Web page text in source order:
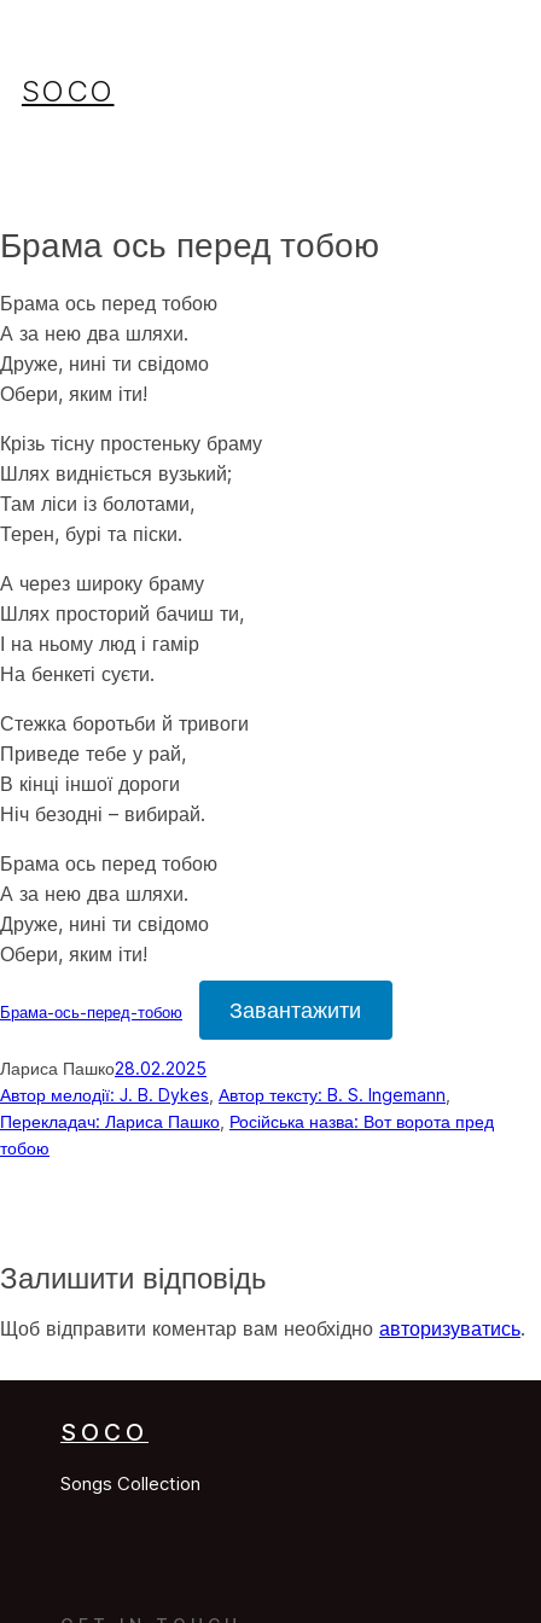
SOCO
Брама ось перед тобою
Брама ось перед тобою
А за нею два шляхи.
Друже, нині ти свідомо
Обери, яким іти!
Крізь тісну простеньку браму
Шлях видніється вузький;
Там ліси із болотами,
Терен, бурі та піски.
А через широку браму
Шлях просторий бачиш ти,
І на ньому люд і гамір
На бенкеті суєти.
Стежка боротьби й тривоги
Приведе тебе у рай,
В кінці іншої дороги
Ніч безодні – вибирай.
Брама ось перед тобою
А за нею два шляхи.
Друже, нині ти свідомо
Обери, яким іти!
Брама-ось-перед-тобою Завантажити
Лариса Пашко28.02.2025
Автор мелодії: J. B. Dykes Автор тексту: B. S. Ingemann
Перекладач: Лариса Пашко Російська назва: Вот ворота пред
тобою
Залишити відповідь
Щоб відправити коментар вам необхідно авторизуватись.
SOCO
Songs Collection